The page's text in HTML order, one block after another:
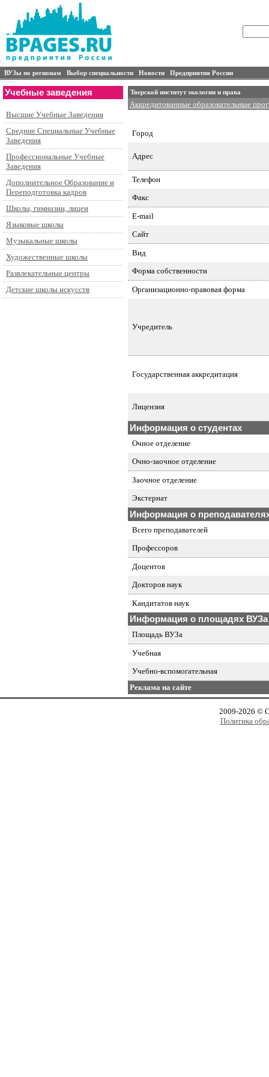
ВУЗы по регионам Выбор специальности Новости Предприятия России
Учебные заведения
Высшие Учебные Заведения
Средние Специальные Учебные
Заведения
Профессиональные Учебные
Заведения
Дополнительное Образование и
Переподготовка кадров
Школы, гимназии, лицеи
Языковые школы
Музыкальные школы
Художественные школы
Развлекательные центры
Детские школы искусств
Тверской институт экологии и права
Аккредитованные образовательные
Город
Адрес
Телефон
Факс
E-mail
Сайт
Вид
Форма собственности
Организационно-правовая форма
Учредитель
Государственная аккредитация
Лицензия
Информация о студентах
Очное отделение
Очно-заочное отделение
Заочное отделение
Экстернат
Информация о
Всего преподавателей
Профессоров
Доцентов
Докторов наук
Кандитатов наук
Информация о площадях ВУЗа
Площадь ВУЗа
Учебная
Учебно-вспомогательная
Реклама на сайте
2009-2026 ©
Политика